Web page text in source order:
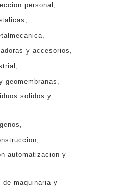
personal
y accesorios
geomembranas
solidos y
automatizacion y
de maquinaria y